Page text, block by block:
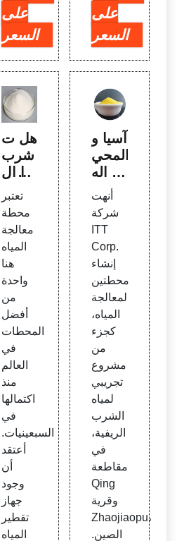
على
السعر
على
السعر
هل ت
شرب
هذا ال
Slas
hdot
تعتبر
محطة
معالجة
المياه
هنا
واحدة
من
أفضل
المحطات
في
العالم
منذ
اكتمالها
في
السبعينيات.
أعتقد
أن
وجود
جهاز
تقطير
المياه
آسيا و
المحي
ط اله
ادئ |
Wate
rWor
ld
أنهت
شركة
ITT
Corp.
إنشاء
محطتين
لمعالجة
المياه،
كجزء
من
مشروع
تجريبي
لمياه
الشرب
الريفية،
في
مقاطعة
Qing
وقرية
Zhaojiaopu،
الصين.